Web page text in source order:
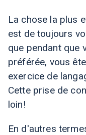
La chose la plus
est de toujours
que pendant que
préférée, vous
exercice de
Cette prise de
loin!
En d'autres